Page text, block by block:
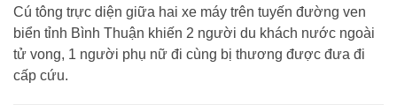
Cú tông trực diện giữa hai xe máy trên tuyến đường ven
biển tỉnh Bình Thuận khiến 2 người du khách nước ngoài
tử vong, 1 người phụ nữ đi cùng bị thương được đưa đi
cấp cứu.